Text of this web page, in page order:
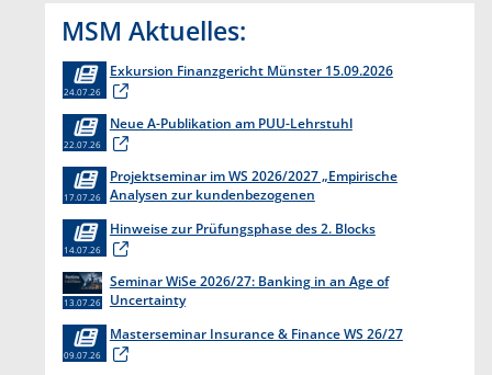
MSM Aktuelles:
Exkursion Finanzgericht Münster 15.09.2026
24.07.26
Neue A-Publikation am PUU-Lehrstuhl
22.07.26
Projektseminar im WS 2026/2027 „Empirische
Analysen zur kundenbezogenen
17.07.26
Hinweise zur Prüfungsphase des 2. Blocks
14.07.26
Seminar WiSe 2026/27: Banking in an Age of
Uncertainty
13.07.26
Masterseminar Insurance & Finance WS 26/27
09.07.26